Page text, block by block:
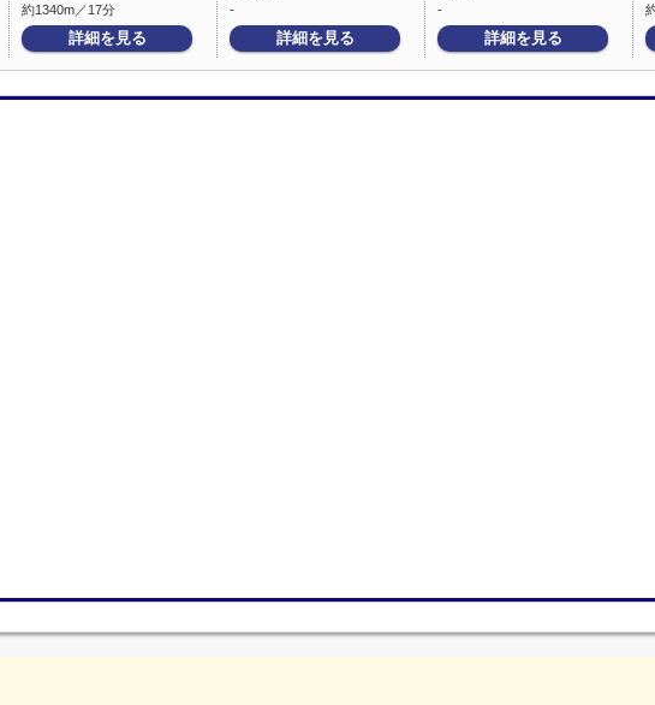
約1340m／17分
詳細を見る
-
詳細を見る
-
詳細を見る